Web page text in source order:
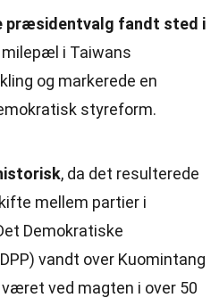
præsidentvalg fandt sted i
milepæl i Taiwans
og markerede en
styreform.
, da det resulterede
mellem partier i
Demokratiske
vandt over Kuomintang
ved magten i over 50